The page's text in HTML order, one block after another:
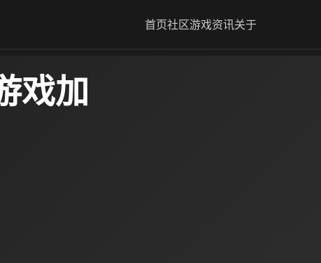
首页社区游戏资讯关于
戏加